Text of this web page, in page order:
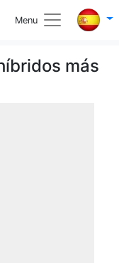
Menu
más